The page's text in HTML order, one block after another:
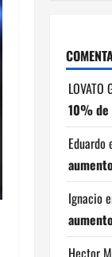
LOVATO
10% de
Eduardo
Ignacio
Hector